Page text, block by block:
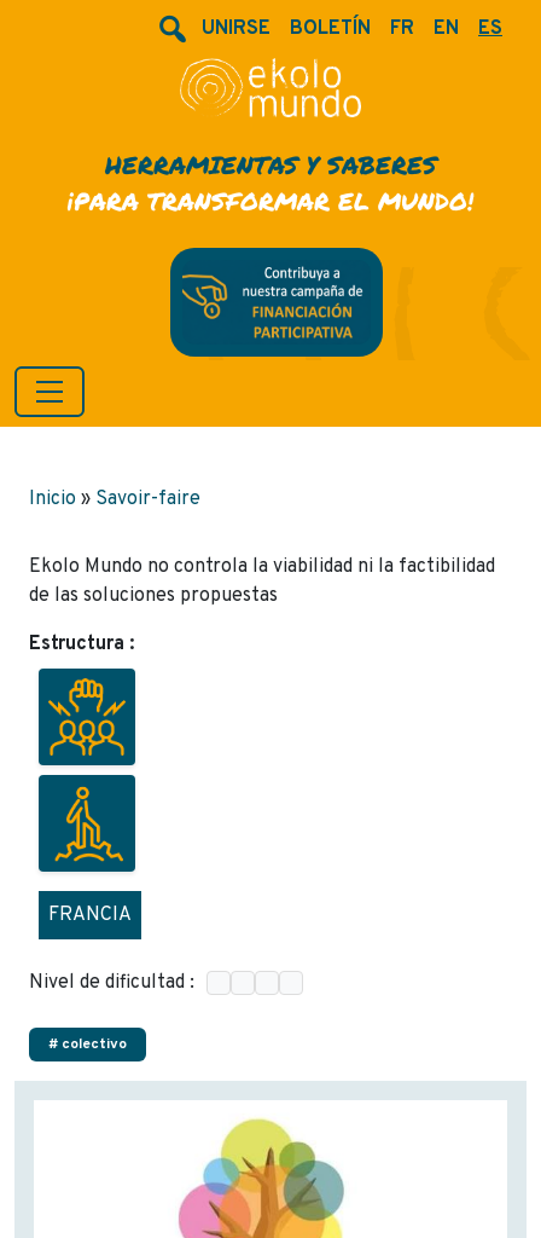
UNIRSE BOLETÍN FR EN ES
HERRAMIENTAS Y SABERES
¡PARA TRANSFORMAR EL MUNDO!
Inicio » Savoir-faire
Ekolo Mundo no controla la viabilidad ni la factibilidad
de las soluciones propuestas
Estructura :
FRANCIA
Nivel de dificultad :
# colectivo